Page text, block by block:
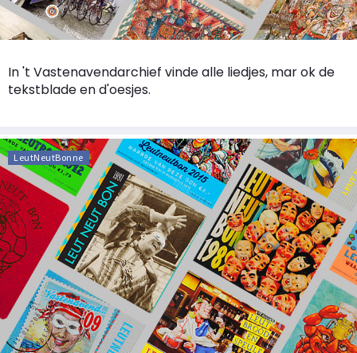
In 't Vastenavendarchief vinde alle liedjes, mar ok de
tekstblade en d'oesjes.
LeutNeutBonne